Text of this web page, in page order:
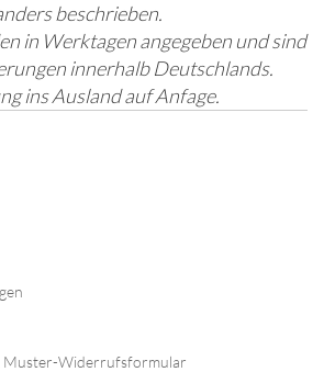
beschrieben.
in Werktagen angegeben und sind
innerhalb Deutschlands.
ins Ausland auf Anfage.
Widerrufsformular